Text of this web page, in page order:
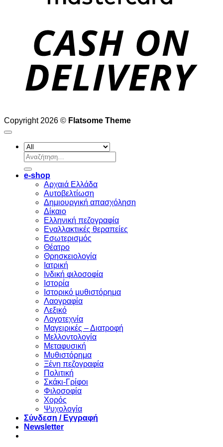
Copyright 2026 © Flatsome Theme
Αναζήτηση
για:
e-shop
Αρχαιά Ελλάδα
Aυτοβελτίωση
Δημιουργική απασχόληση
Δίκαιο
Ελληνική πεζογραφία
Eναλλακτικές θεραπείες
Eσωτερισμός
Θέατρο
Θρησκειολογία
Ιατρική
Ινδική φιλοσοφία
Ιστορία
Ιστορικό μυθιστόρημα
Λαογραφία
Λεξικό
Λογοτεχνία
Μαγειρικές – Διατροφή
Μελλοντολογία
Μεταφυσική
Μυθιστόρημα
Ξένη πεζογραφία
Πολιτική
Σκάκι-Γρίφοι
Φιλοσοφία
Χορός
Ψυχολογία
Σύνδεση / Εγγραφή
Newsletter